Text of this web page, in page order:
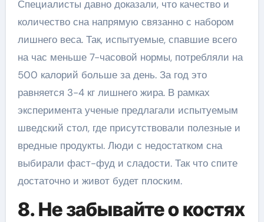
Специалисты давно доказали, что качество и
количество сна напрямую связанно с набором
лишнего веса. Так, испытуемые, спавшие всего
на час меньше 7-часовой нормы, потребляли на
500 калорий больше за день. За год это
равняется 3-4 кг лишнего жира. В рамках
эксперимента ученые предлагали испытуемым
шведский стол, где присутствовали полезные и
вредные продукты. Люди с недостатком сна
выбирали фаст-фуд и сладости. Так что спите
достаточно и живот будет плоским.
8. Не забывайте о костях